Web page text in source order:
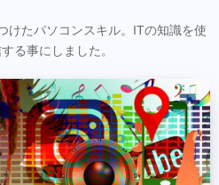
けたパソコンスキル。ITの知識を使
る事にしました。